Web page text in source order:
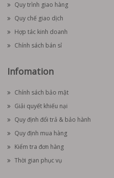
Quy trình giao hàng
Quy chế giao dịch
Hợp tác kinh doanh
Chính sách bán sỉ
Infomation
Chính sách bảo mật
Giải quyết khiếu nại
Quy định đổi trả & bảo hành
Quy định mua hàng
Kiểm tra đơn hàng
Thời gian phục vụ